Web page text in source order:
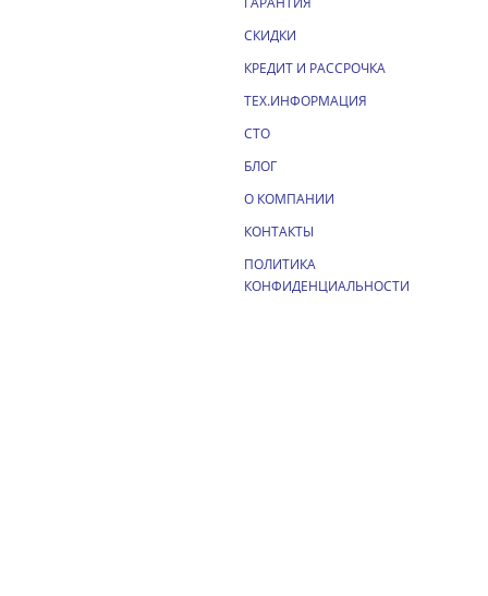
СКИДКИ
КРЕДИТ И РАССРОЧКА
ТЕХ.ИНФОРМАЦИЯ
СТО
БЛОГ
О КОМПАНИИ
КОНТАКТЫ
ПОЛИТИКА
КОНФИДЕНЦИАЛЬНОСТИ